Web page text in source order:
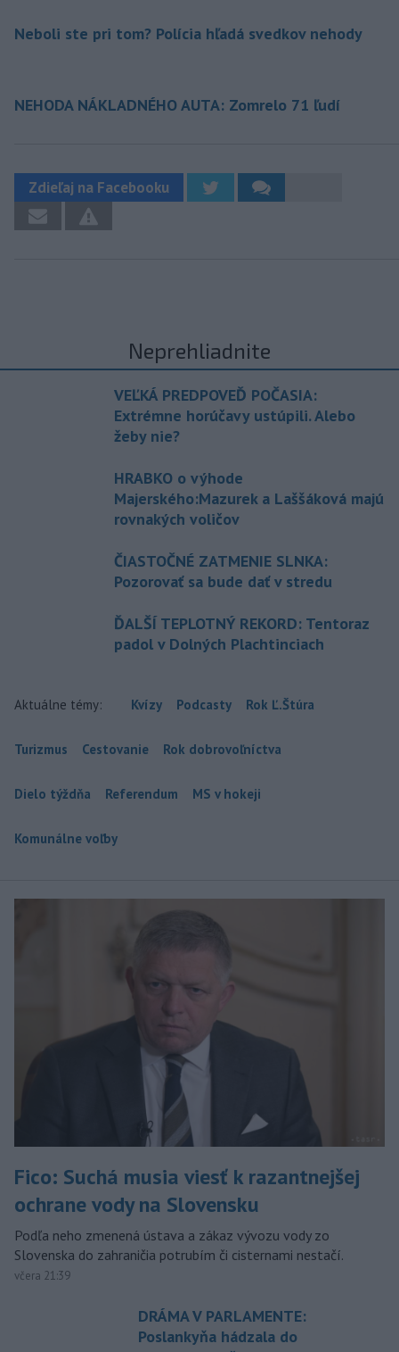
Neboli ste pri tom? Polícia hľadá svedkov nehody
NEHODA NÁKLADNÉHO AUTA: Zomrelo 71 ľudí
Zdieľaj na Facebooku
Neprehliadnite
VEĽKÁ PREDPOVEĎ POČASIA:
Extrémne horúčavy ustúpili. Alebo
žeby nie?
HRABKO o výhode
Majerského:Mazurek a Laššáková majú
rovnakých voličov
ČIASTOČNÉ ZATMENIE SLNKA:
Pozorovať sa bude dať v stredu
ĎALŠÍ TEPLOTNÝ REKORD: Tentoraz
padol v Dolných Plachtinciach
Aktuálne témy: Kvízy Podcasty Rok Ľ.Štúra
Turizmus Cestovanie Rok dobrovoľníctva
Dielo týždňa Referendum MS v hokeji
Komunálne voľby
Fico: Suchá musia viesť k razantnejšej
ochrane vody na Slovensku
Podľa neho zmenená ústava a zákaz vývozu vody zo
Slovenska do zahraničia potrubím či cisternami nestačí.
včera 21:39
DRÁMA V PARLAMENTE:
Poslankyňa hádzala do